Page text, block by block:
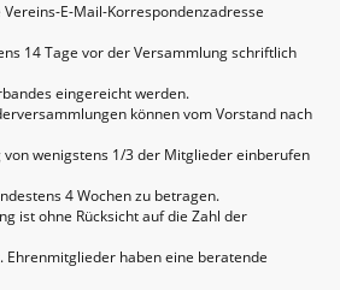
E-Mail-Korrespondenzadresse
14 Tage vor der Versammlung schriftlich
eingereicht werden.
können vom Vorstand nach
wenigstens 1/3 der Mitglieder einberufen
4 Wochen zu betragen.
ist ohne Rücksicht auf die Zahl der
Ehrenmitglieder haben eine beratende